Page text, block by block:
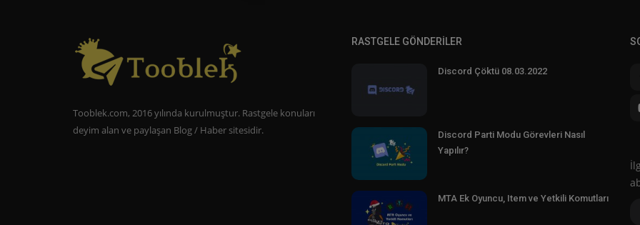
Tooblek.com, 2016 yılında kurulmuştur. Rastgele konuları
deyim alan ve paylaşan Blog / Haber sitesidir.
RASTGELE GÖNDERILER
Discord Çöktü 08.03.2022
Discord Parti Modu Görevleri Nasıl
Yapılır?
MTA Ek Oyuncu, Item ve Yetkili Komutları